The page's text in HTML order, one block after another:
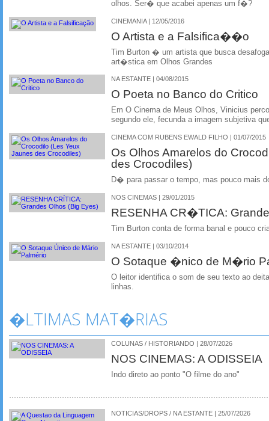
olhos. Ser� que acabei apenas um f�?
CINEMANIA | 12/05/2016
O Artista e a Falsifica��o
Tim Burton � um artista que busca
art�stica em Olhos Grandes
NA ESTANTE | 04/08/2015
O Poeta no Banco do Critico
Em O Cinema de Meus Olhos, Vinicius
segundo ele, fecunda a imagem subjetiva
CINEMA COM RUBENS EWALD FILHO | 01/07/2015
Os Olhos Amarelos do
des Crocodiles)
D� para passar o tempo, mas pouco mais
NOS CINEMAS | 29/01/2015
RESENHA CR�TICA:
Tim Burton conta de forma banal e pouco
NA ESTANTE | 03/10/2014
O Sotaque �nico de M�rio
O leitor identifica o som de seu texto ao
linhas.
�LTIMAS MAT�RIAS
COLUNAS / HISTORIANDO | 28/07/2026
NOS CINEMAS: A ODISSEIA
Indo direto ao ponto "O filme do ano"
NOTICIAS/DROPS / NA ESTANTE | 25/07/2026